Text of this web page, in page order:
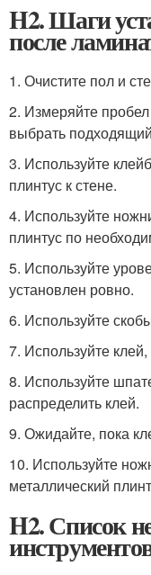
H2. Шаги
после
1. Очистите пол и
2. Измеряйте
выбрать
3. Используйте
плинтус к стене.
4. Используйте
плинтус по
5. Используйте
установлен ровно.
6. Используйте
7. Используйте
8. Используйте
распределить клей.
9. Ожидайте, пока
10. Используйте
металлический
H2. Список